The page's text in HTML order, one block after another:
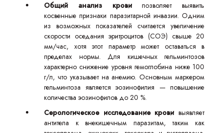
Общий анализ кровипозволяет выявить
косвенные признаки паразитарной инвазии. Одним
из возможных показателей считается увеличение
скорости оседания эритроцитов (СОЭ) свыше 20
мм/час, хотя этот параметр может оставаться в
пределах нормы. Для кишечных гельминтозов
характерно снижение уровня гемоглобина ниже 100
г/л, что указывает на анемию. Основным маркером
гельминтоза является эозинофилия — повышение
количества эозинофилов до 20 %.
Серологическое исследование крови выявляет
антитела к внекишечным паразитам, таким как